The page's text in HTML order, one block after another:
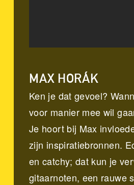
MAX HORÁK
Ken je dat gevoel?
voor manier mee wil
Je hoort bij Max
zijn inspiratiebronnen.
en catchy; dat kun je
gitaarnoten, een rauwe